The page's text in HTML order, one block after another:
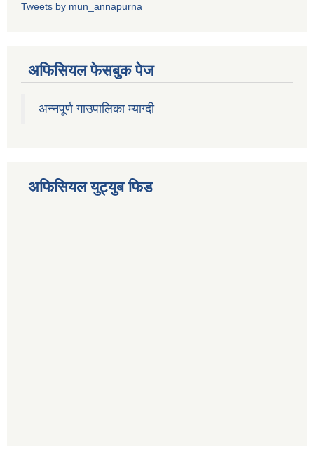
Tweets by mun_annapurna
अफिसियल फेसबुक पेज
अन्नपूर्ण गाउपालिका म्याग्दी
अफिसियल युट्युब फिड